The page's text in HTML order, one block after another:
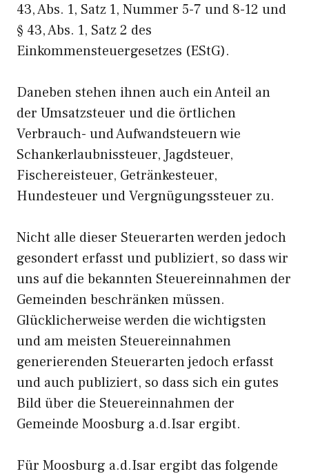
43, Abs. 1, Satz 1, Nummer 5-7 und 8-12 und
§ 43, Abs. 1, Satz 2 des
Einkommensteuergesetzes (EStG).
Daneben stehen ihnen auch ein Anteil an
der Umsatzsteuer und die örtlichen
Verbrauch- und Aufwandsteuern wie
Schankerlaubnissteuer, Jagdsteuer,
Fischereisteuer, Getränkesteuer,
Hundesteuer und Vergnügungssteuer zu.
Nicht alle dieser Steuerarten werden jedoch
gesondert erfasst und publiziert, so dass wir
uns auf die bekannten Steuereinnahmen der
Gemeinden beschränken müssen.
Glücklicherweise werden die wichtigsten
und am meisten Steuereinnahmen
generierenden Steuerarten jedoch erfasst
und auch publiziert, so dass sich ein gutes
Bild über die Steuereinnahmen der
Gemeinde Moosburg a.d.Isar ergibt.
Für Moosburg a.d.Isar ergibt das folgende